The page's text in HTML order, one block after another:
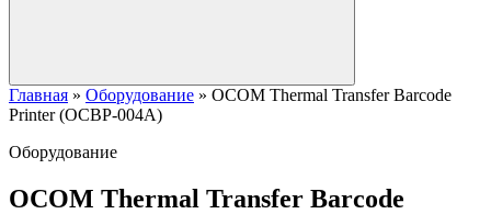
Главная » Оборудование » OCOM Thermal Transfer Barcode
Printer (OCBP-004A)
Оборудование
OCOM Thermal Transfer Barcode